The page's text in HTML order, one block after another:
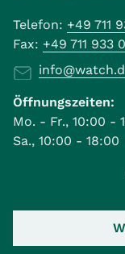
Telefon: +49 711
Fax: +49 711 933
Öffnungszeiten:
Mo. - Fr., 10:00 -
Sa., 10:00 - 18:00